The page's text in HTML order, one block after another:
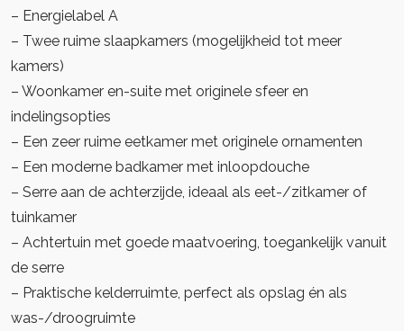
– Energielabel A
– Twee ruime slaapkamers (mogelijkheid tot meer
kamers)
– Woonkamer en-suite met originele sfeer en
indelingsopties
– Een zeer ruime eetkamer met originele ornamenten
– Een moderne badkamer met inloopdouche
– Serre aan de achterzijde, ideaal als eet-/zitkamer of
tuinkamer
– Achtertuin met goede maatvoering, toegankelijk vanuit
de serre
– Praktische kelderruimte, perfect als opslag én als
was-/droogruimte